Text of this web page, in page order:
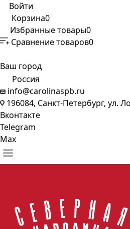
Войти
Корзина0
Избранные товары0
Сравнение товаров0
Ваш город
Россия
info@carolinaspb.ru
196084, Санкт-Петербург, ул.
Вконтакте
Telegram
Max